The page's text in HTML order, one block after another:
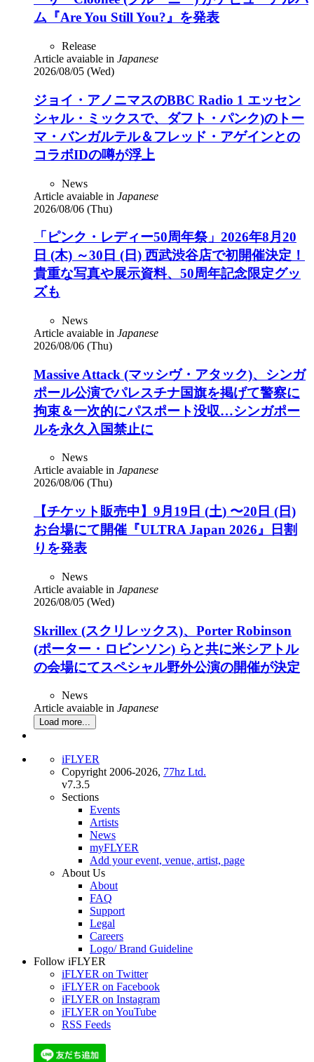
ム『Are You Still You?』を発表
Release
Article avaiable in Japanese
2026/08/05 (Wed)
ジョイ・アノニマスのBBC Radio 1 エッセン
シャル・ミックスで、ダフト・パンク)のトー
マ・バンガルテル＆フレッド・アゲインとの
コラボIDの噂が浮上
News
Article avaiable in Japanese
2026/08/06 (Thu)
「ピンク・レディー50周年祭」2026年8月20
日 (木) ～30日 (日) 西武渋谷店で初開催決定！
貴重な写真や展示資料、50周年記念限定グッ
ズも
News
Article avaiable in Japanese
2026/08/06 (Thu)
Massive Attack (マッシヴ・アタック)、シンガ
ポール公演でパレスチナ国旗を掲げて警察に
拘束＆一次的にパスポート没収…シンガポー
ルを永久入国禁止に
News
Article avaiable in Japanese
2026/08/06 (Thu)
【チケット販売中】9月19日 (土) 〜20日 (日)
お台場にて開催『ULTRA Japan 2026』日割
りを発表
News
Article avaiable in Japanese
2026/08/05 (Wed)
Skrillex (スクリレックス)、Porter Robinson
(ポーター・ロビンソン) らと共に米シアトル
の会場にてスペシャル野外公演の開催が決定
News
Article avaiable in Japanese
Load more...
iFLYER
Copyright 2006-2026, 77hz Ltd.
v7.3.5
Sections
Events
Artists
News
myFLYER
Add your event, venue, artist, page
About Us
About
FAQ
Support
Legal
Careers
Logo/ Brand Guideline
Follow iFLYER
iFLYER on Twitter
iFLYER on Facebook
iFLYER on Instagram
iFLYER on YouTube
RSS Feeds